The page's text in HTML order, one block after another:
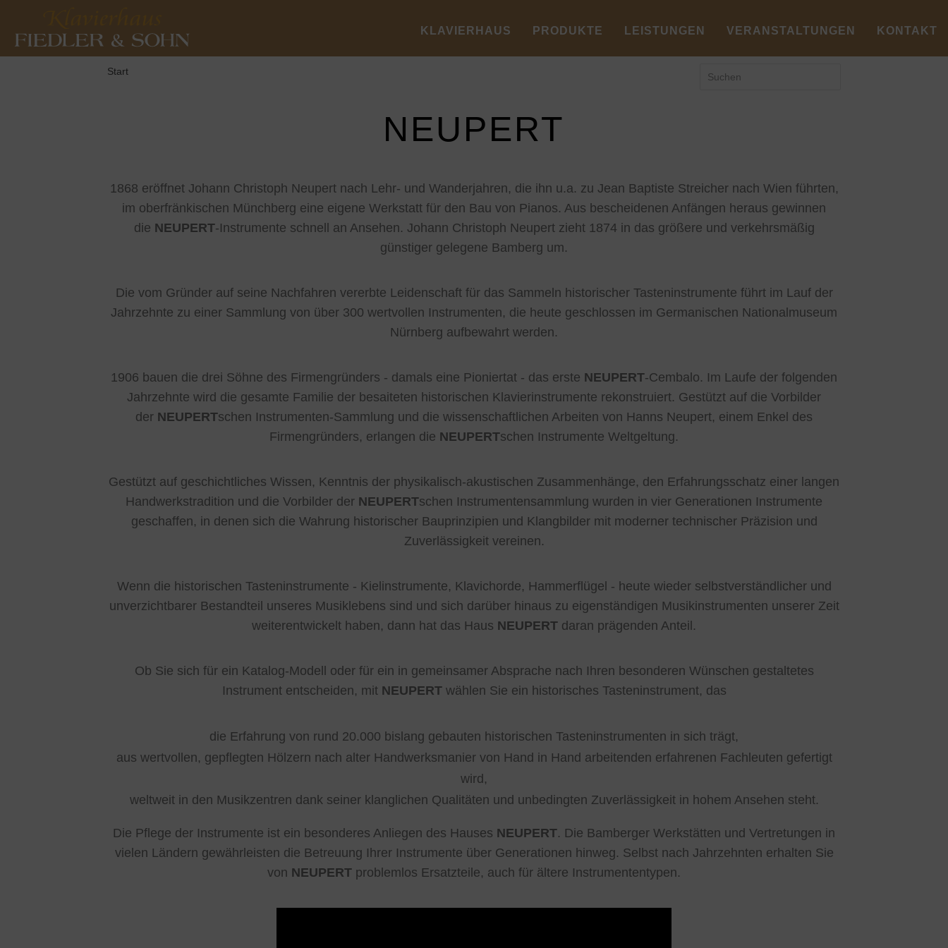
KLAVIERHAUS PRODUKTE LEISTUNGEN VERANSTALTUNGEN KONTAKT
Start
NEUPERT
1868 eröffnet Johann Christoph Neupert nach Lehr- und Wanderjahren, die ihn u.a. zu Jean Baptiste Streicher nach Wien führten,
im oberfränkischen Münchberg eine eigene Werkstatt für den Bau von Pianos. Aus bescheidenen Anfängen heraus gewinnen
die NEUPERT-Instrumente schnell an Ansehen. Johann Christoph Neupert zieht 1874 in das größere und verkehrsmäßig
günstiger gelegene Bamberg um.
Die vom Gründer auf seine Nachfahren vererbte Leidenschaft für das Sammeln historischer Tasteninstrumente führt im Lauf der
Jahrzehnte zu einer Sammlung von über 300 wertvollen Instrumenten, die heute geschlossen im Germanischen Nationalmuseum
Nürnberg aufbewahrt werden.
1906 bauen die drei Söhne des Firmengründers - damals eine Pioniertat - das erste NEUPERT-Cembalo. Im Laufe der folgenden
Jahrzehnte wird die gesamte Familie der besaiteten historischen Klavierinstrumente rekonstruiert. Gestützt auf die Vorbilder
der NEUPERTschen Instrumenten-Sammlung und die wissenschaftlichen Arbeiten von Hanns Neupert, einem Enkel des
Firmengründers, erlangen die NEUPERTschen Instrumente Weltgeltung.
Gestützt auf geschichtliches Wissen, Kenntnis der physikalisch-akustischen Zusammenhänge, den Erfahrungsschatz einer langen
Handwerkstradition und die Vorbilder der NEUPERTschen Instrumentensammlung wurden in vier Generationen Instrumente
geschaffen, in denen sich die Wahrung historischer Bauprinzipien und Klangbilder mit moderner technischer Präzision und
Zuverlässigkeit vereinen.
Wenn die historischen Tasteninstrumente - Kielinstrumente, Klavichorde, Hammerflügel - heute wieder selbstverständlicher und
unverzichtbarer Bestandteil unseres Musiklebens sind und sich darüber hinaus zu eigenständigen Musikinstrumenten unserer Zeit
weiterentwickelt haben, dann hat das Haus NEUPERT daran prägenden Anteil.
Ob Sie sich für ein Katalog-Modell oder für ein in gemeinsamer Absprache nach Ihren besonderen Wünschen gestaltetes
Instrument entscheiden, mit NEUPERT wählen Sie ein historisches Tasteninstrument, das
die Erfahrung von rund 20.000 bislang gebauten historischen Tasteninstrumenten in sich trägt,
aus wertvollen, gepflegten Hölzern nach alter Handwerksmanier von Hand in Hand arbeitenden erfahrenen Fachleuten gefertigt
wird,
weltweit in den Musikzentren dank seiner klanglichen Qualitäten und unbedingten Zuverlässigkeit in hohem Ansehen steht.
Die Pflege der Instrumente ist ein besonderes Anliegen des Hauses NEUPERT. Die Bamberger Werkstätten und Vertretungen in
vielen Ländern gewährleisten die Betreuung Ihrer Instrumente über Generationen hinweg. Selbst nach Jahrzehnten erhalten Sie
von NEUPERT problemlos Ersatzteile, auch für ältere Instrumententypen.